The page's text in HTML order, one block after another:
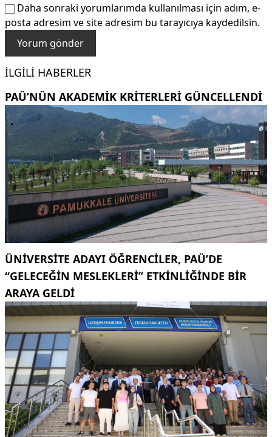
Daha sonraki yorumlarımda kullanılması için adım, e-
posta adresim ve site adresim bu tarayıcıya kaydedilsin.
İLGILI HABERLER
PAÜ’NÜN AKADEMIK KRITERLERI GÜNCELLENDI
ÜNIVERSITE ADAYI ÖĞRENCILER, PAÜ’DE
“GELECEĞIN MESLEKLERI” ETKINLIĞINDE BIR
ARAYA GELDI